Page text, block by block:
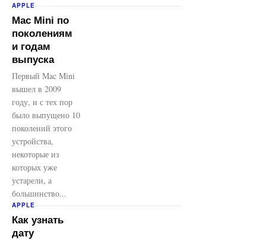
APPLE
Mac Mini по
поколениям
и годам
выпуска
Первый Mac Mini
вышел в 2009
году, и с тех пор
было выпущено 10
поколений этого
устройства,
некоторые из
которых уже
устарели, а
большинство...
APPLE
Как узнать
дату